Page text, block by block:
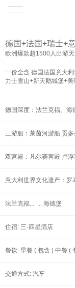
德国+法国+瑞士+
欧洲爆款超1500人出游
一价全含 德国法国意大
力士雪山+新天鹅城堡+美
德国深度：法兰克福、海
三游船：莱茵河游船 贡
双宫殿：凡尔赛宫殿 卢
意大利世界文化遗产：罗
法兰克福... ... 海德堡
住宿: 三-四星酒店
餐饮: 早餐 ( 包含 ) 中餐 (
交通方式: 汽车